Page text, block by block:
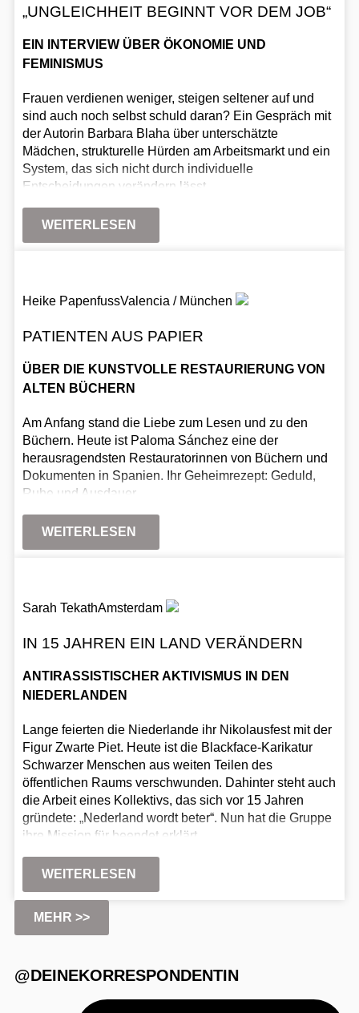
„UNGLEICHHEIT BEGINNT VOR DEM JOB“
EIN INTERVIEW ÜBER ÖKONOMIE UND
FEMINISMUS
Frauen verdienen weniger, steigen seltener auf und
sind auch noch selbst schuld daran? Ein Gespräch mit
der Autorin Barbara Blaha über unterschätzte
Mädchen, strukturelle Hürden am Arbeitsmarkt und ein
System, das sich nicht durch individuelle
Entscheidungen verändern lässt.
WEITERLESEN
Heike PapenfussValencia / München
PATIENTEN AUS PAPIER
ÜBER DIE KUNSTVOLLE RESTAURIERUNG VON
ALTEN BÜCHERN
Am Anfang stand die Liebe zum Lesen und zu den
Büchern. Heute ist Paloma Sánchez eine der
herausragendsten Restauratorinnen von Büchern und
Dokumenten in Spanien. Ihr Geheimrezept: Geduld,
Ruhe und Ausdauer.
WEITERLESEN
Sarah TekathAmsterdam
IN 15 JAHREN EIN LAND VERÄNDERN
ANTIRASSISTISCHER AKTIVISMUS IN DEN
NIEDERLANDEN
Lange feierten die Niederlande ihr Nikolausfest mit der
Figur Zwarte Piet. Heute ist die Blackface-Karikatur
Schwarzer Menschen aus weiten Teilen des
öffentlichen Raums verschwunden. Dahinter steht auch
die Arbeit eines Kollektivs, das sich vor 15 Jahren
gründete: „Nederland wordt beter“. Nun hat die Gruppe
ihre Mission für beendet erklärt.
WEITERLESEN
MEHR >>
@DEINEKORRESPONDENTIN